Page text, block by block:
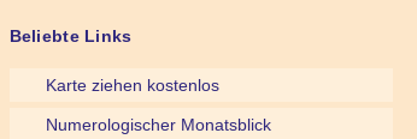
Beliebte Links
Karte ziehen kostenlos
Numerologischer Monatsblick